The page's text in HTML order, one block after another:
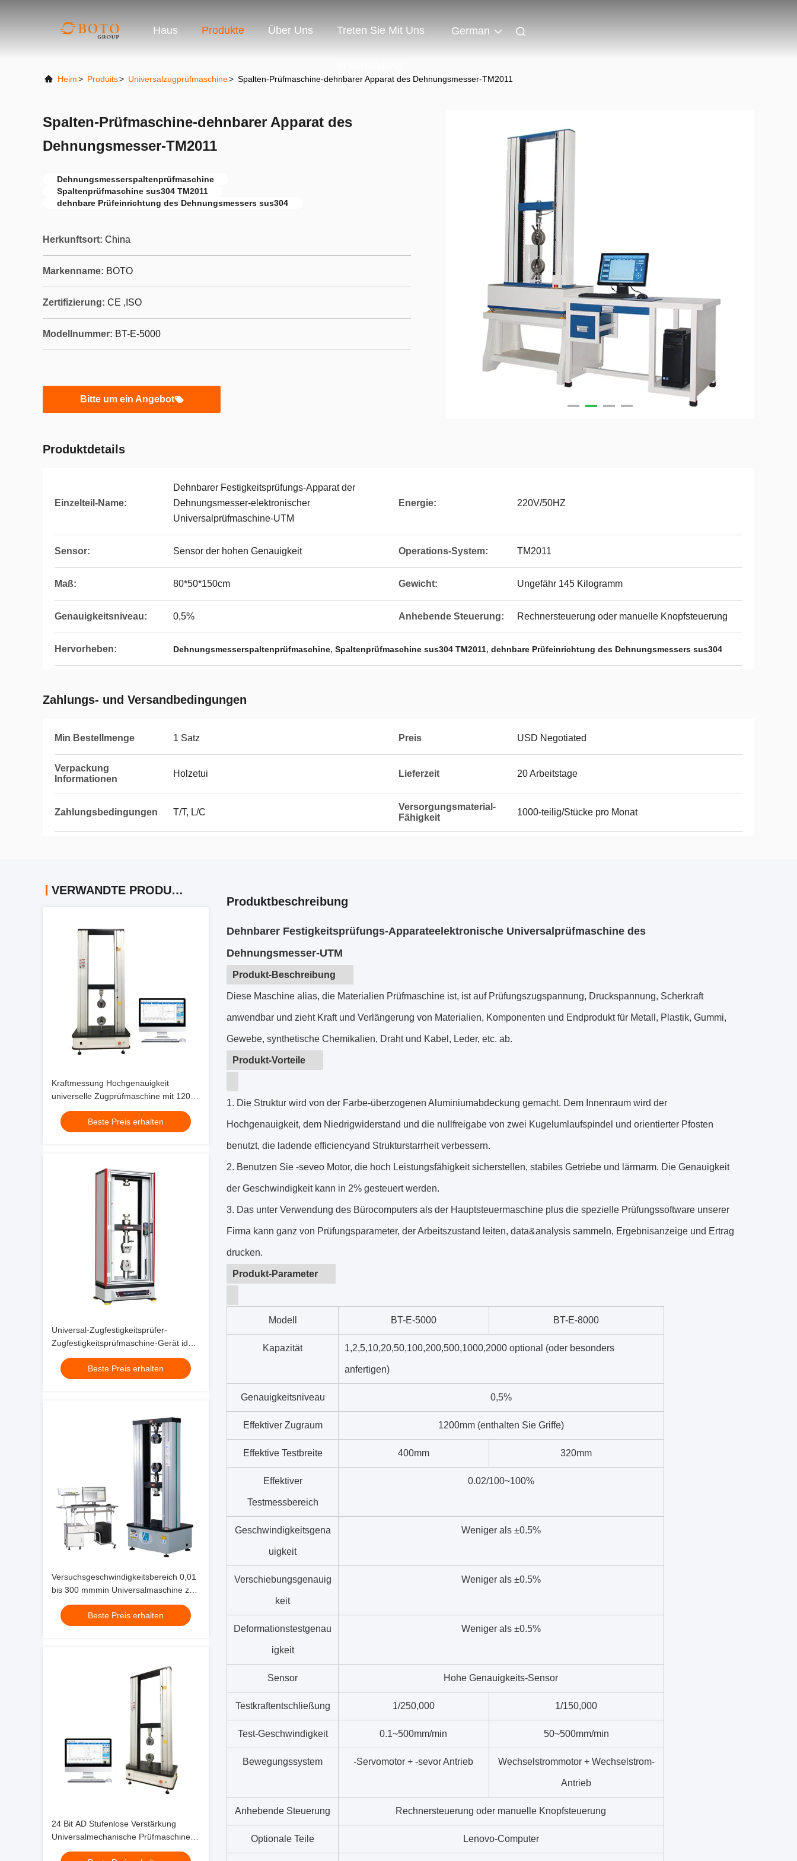
Haus Produkte Über Uns Treten Sie Mit Uns German
Heim> Produits> Universalzugprüfmaschine> Spalten-Prüfmaschine-dehnbarer Apparat des Dehnungsmesser-TM2011
Spalten-Prüfmaschine-dehnbarer Apparat des
Dehnungsmesser-TM2011
Dehnungsmesserspaltenprüfmaschine
Spaltenprüfmaschine sus304 TM2011
dehnbare Prüfeinrichtung des Dehnungsmessers sus304
Herkunftsort: China
Markenname: BOTO
Zertifizierung: CE ,ISO
Modellnummer: BT-E-5000
Bitte um ein Angebot
Produktdetails
Einzelteil-Name:
Dehnbarer Festigkeitsprüfungs-Apparat der
Dehnungsmesser-elektronischer
Universalprüfmaschine-UTM
Energie: 220V/50HZ
Sensor: Sensor der hohen Genauigkeit Operations-System: TM2011
Maß: 80*50*150cm Gewicht: Ungefähr 145 Kilogramm
Genauigkeitsniveau: 0,5% Anhebende Steuerung: Rechnersteuerung oder manuelle Knopfsteuerung
Hervorheben: Dehnungsmesserspaltenprüfmaschine, Spaltenprüfmaschine sus304 TM2011, dehnbare Prüfeinrichtung des Dehnungsmessers sus304
Zahlungs- und Versandbedingungen
Min Bestellmenge 1 Satz Preis USD Negotiated
Verpackung
Informationen
Holzetui Lieferzeit 20 Arbeitstage
Zahlungsbedingungen T/T, L/C
Versorgungsmaterial-
Fähigkeit
1000-teilig/Stücke pro Monat
VERWANDTE PRODUKTE
Kraftmessung Hochgenauigkeit
universelle Zugprüfmaschine mit 1200
mm Dehnungsstrich
Beste Preis erhalten
Universal-Zugfestigkeitsprüfer-
Zugfestigkeitsprüfmaschine-Gerät ideal
zur Kontrolle
Beste Preis erhalten
Versuchsgeschwindigkeitsbereich 0,01
bis 300 mmmin Universalmaschine zur
Zugprüfung mit hoher Auflösung
Beste Preis erhalten
24 Bit AD Stufenlose Verstärkung
Universalmechanische Prüfmaschine
für die Materialprüfung
Produktbeschreibung
Dehnbarer Festigkeitsprüfungs-Apparateelektronische Universalprüfmaschine des
Dehnungsmesser-UTM
Produkt-Beschreibung
Diese Maschine alias, die Materialien Prüfmaschine ist, ist auf Prüfungszugspannung, Druckspannung, Scherkraft
anwendbar und zieht Kraft und Verlängerung von Materialien, Komponenten und Endprodukt für Metall, Plastik, Gummi,
Gewebe, synthetische Chemikalien, Draht und Kabel, Leder, etc. ab.
Produkt-Vorteile
1. Die Struktur wird von der Farbe-überzogenen Aluminiumabdeckung gemacht. Dem Innenraum wird der
Hochgenauigkeit, dem Niedrigwiderstand und die nullfreigabe von zwei Kugelumlaufspindel und orientierter Pfosten
benutzt, die ladende efficiencyand Strukturstarrheit verbessern.
2. Benutzen Sie -seveo Motor, die hoch Leistungsfähigkeit sicherstellen, stabiles Getriebe und lärmarm. Die Genauigkeit
der Geschwindigkeit kann in 2% gesteuert werden.
3. Das unter Verwendung des Bürocomputers als der Hauptsteuermaschine plus die spezielle Prüfungssoftware unserer
Firma kann ganz von Prüfungsparameter, der Arbeitszustand leiten, data&analysis sammeln, Ergebnisanzeige und Ertrag
drucken.
Produkt-Parameter
Modell BT-E-5000 BT-E-8000
Kapazität 1,2,5,10,20,50,100,200,500,1000,2000 optional (oder besonders
anfertigen)
Genauigkeitsniveau 0,5%
Effektiver Zugraum 1200mm (enthalten Sie Griffe)
Effektive Testbreite 400mm 320mm
Effektiver
Testmessbereich
0.02/100~100%
Geschwindigkeitsgena
uigkeit
Weniger als ±0.5%
Verschiebungsgenauig
keit
Weniger als ±0.5%
Deformationstestgenau
igkeit
Weniger als ±0.5%
Sensor Hohe Genauigkeits-Sensor
Testkraftentschließung 1/250,000 1/150,000
Test-Geschwindigkeit 0.1~500mm/min 50~500mm/min
Bewegungssystem -Servomotor + -sevor Antrieb Wechselstrommotor + Wechselstrom-
Antrieb
Anhebende Steuerung Rechnersteuerung oder manuelle Knopfsteuerung
Optionale Teile Lenovo-Computer